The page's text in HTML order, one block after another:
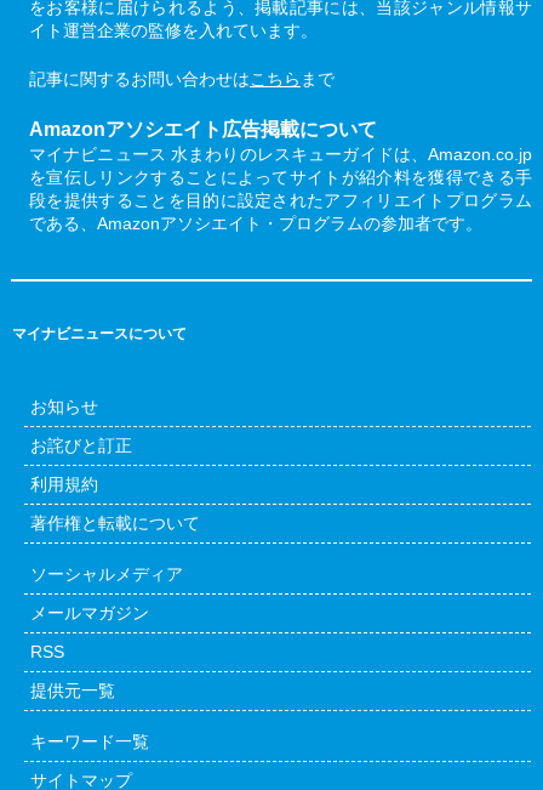
をお客様に届けられるよう、掲載記事には、当該ジャンル情報サ
イト運営企業の監修を入れています。
記事に関するお問い合わせはこちら まで
Amazonアソシエイト広告掲載について
マイナビニュース 水まわりのレスキューガイドは、Amazon.co.jp
を宣伝しリンクすることによってサイトが紹介料を獲得できる手
段を提供することを目的に設定されたアフィリエイトプログラム
である、Amazonアソシエイト・プログラムの参加者です。
マイナビニュースについて
お知らせ
お詫びと訂正
利用規約
著作権と転載について
ソーシャルメディア
メールマガジン
RSS
提供元一覧
キーワード一覧
サイトマップ